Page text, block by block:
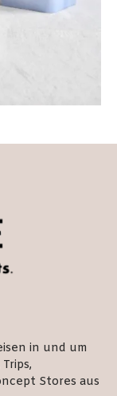
in und um
Stores aus